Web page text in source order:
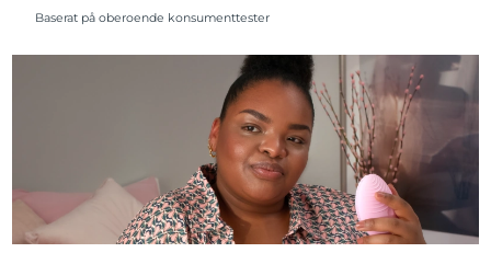
Baserat på oberoende konsumenttester